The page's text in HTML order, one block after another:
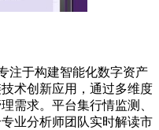
注于构建智能化数字资产
术创新应用，通过多维度
需求。平台集行情监测、
业分析师团队实时解读市